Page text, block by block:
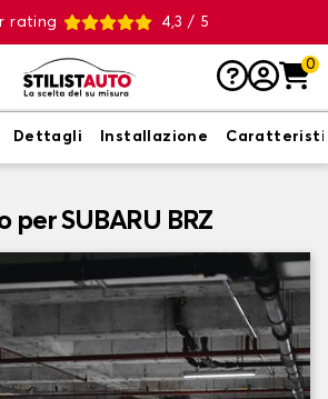
4,3 / 5
0
Dettagli Installazione
per SUBARU BRZ